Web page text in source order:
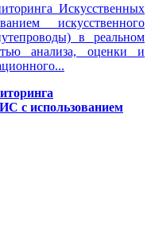
Искусственных
искусственного
в реальном
анализа, оценки и
с использованием